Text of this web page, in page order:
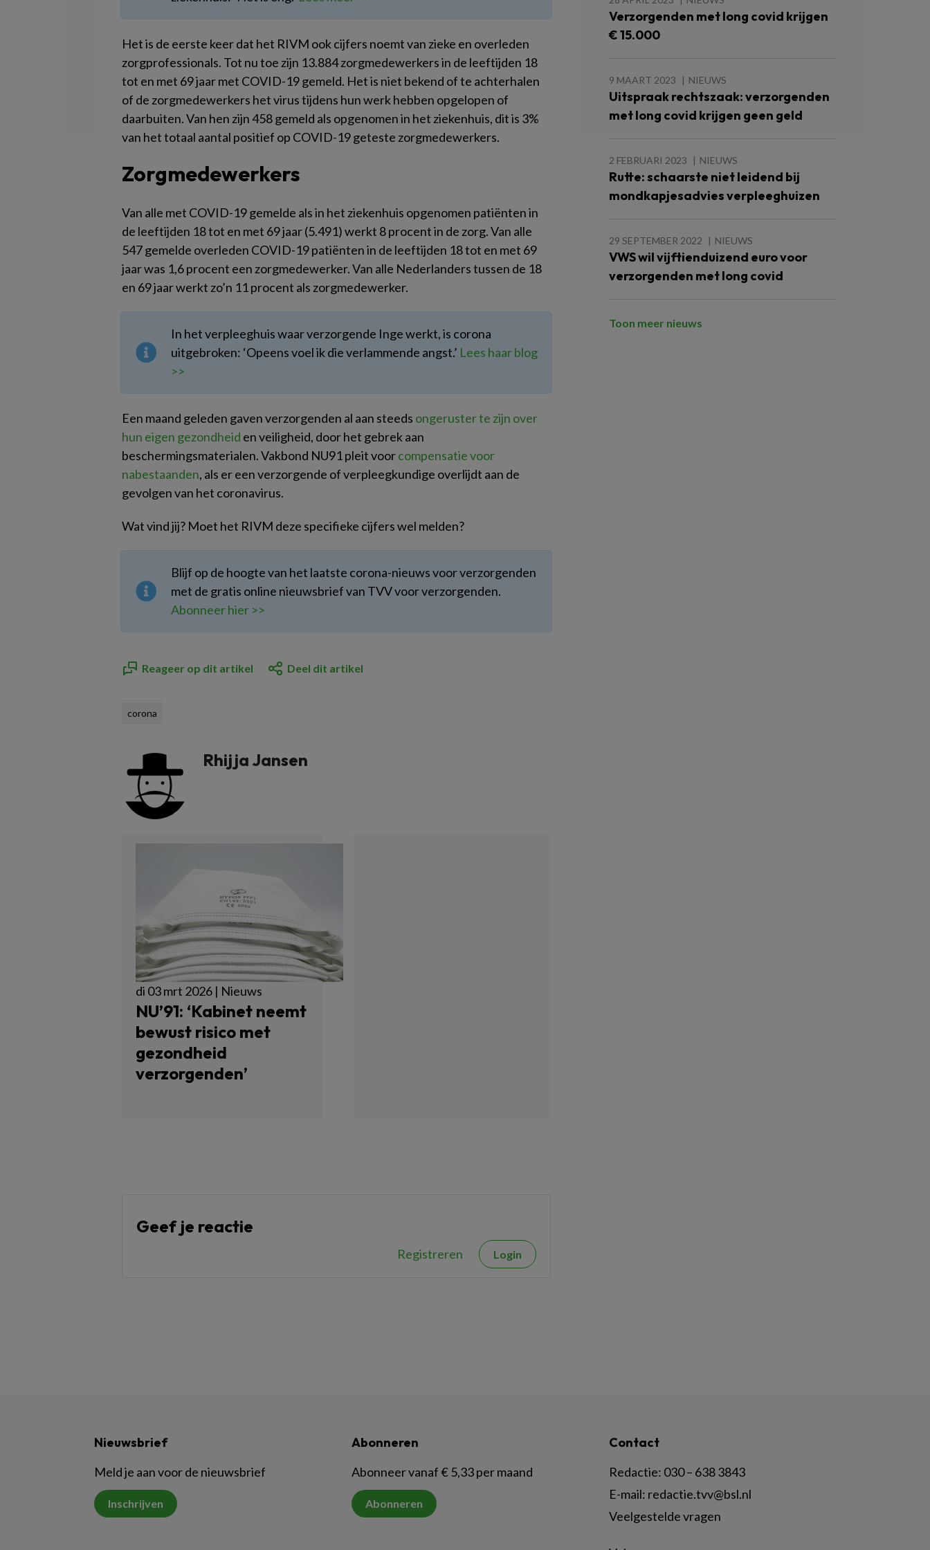
Het is de eerste keer dat het RIVM ook cijfers noemt van zieke en overleden
zorgprofessionals. Tot nu toe zijn 13.884 zorgmedewerkers in de leeftijden 18
tot en met 69 jaar met COVID-19 gemeld. Het is niet bekend of te achterhalen
of de zorgmedewerkers het virus tijdens hun werk hebben opgelopen of
daarbuiten. Van hen zijn 458 gemeld als opgenomen in het ziekenhuis, dit is 3%
van het totaal aantal positief op COVID-19 geteste zorgmedewerkers.
Zorgmedewerkers
Van alle met COVID-19 gemelde als in het ziekenhuis opgenomen patiënten in
de leeftijden 18 tot en met 69 jaar (5.491) werkt 8 procent in de zorg. Van alle
547 gemelde overleden COVID-19 patiënten in de leeftijden 18 tot en met 69
jaar was 1,6 procent een zorgmedewerker. Van alle Nederlanders tussen de 18
en 69 jaar werkt zo’n 11 procent als zorgmedewerker.
In het verpleeghuis waar verzorgende Inge werkt, is corona
uitgebroken: ‘Opeens voel ik die verlammende angst.’ Lees haar blog
>>
Een maand geleden gaven verzorgenden al aan steeds ongeruster te zijn over
hun eigen gezondheid en veiligheid, door het gebrek aan
beschermingsmaterialen. Vakbond NU91 pleit voorcompensatie voor
nabestaanden, als er een verzorgende of verpleegkundige overlijdt aan de
gevolgen van het coronavirus.
Wat vind jij? Moet het RIVM deze specifieke cijfers wel melden?
Blijf op de hoogte van het laatste corona-nieuws voor verzorgenden
met de gratis online nieuwsbrief van TVV voor verzorgenden.
Abonneer hier >>
Reageer op dit artikel Deel dit artikel
corona
Rhijja Jansen
di 03 mrt 2026 | Nieuws
NU’91: ‘Kabinet neemt
bewust risico met
gezondheid
verzorgenden’
Geef je reactie
Registreren Login
Verzorgenden met long covid krijgen
€ 15.000
9 MAART 2023 NIEUWS
Uitspraak rechtszaak: verzorgenden
met long covid krijgen geen geld
2 FEBRUARI 2023 NIEUWS
Rutte: schaarste niet leidend bij
mondkapjesadvies verpleeghuizen
29 SEPTEMBER 2022 NIEUWS
VWS wil vijftienduizend euro voor
verzorgenden met long covid
Toon meer nieuws
Nieuwsbrief
Meld je aan voor de nieuwsbrief
Inschrijven
Abonneren
Abonneer vanaf € 5,33 per maand
Abonneren
Contact
Redactie: 030 – 638 3843
E-mail: redactie.tvv@bsl.nl
Veelgestelde vragen